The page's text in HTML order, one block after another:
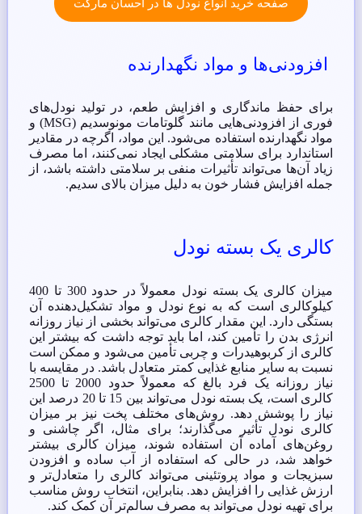
صفحه خرید انواع نودل ها در احسان مارکت
افزودنی‌ها و مواد نگهدارنده
برای حفظ ماندگاری و افزایش طعم، در تولید نودل‌های
فوری از افزودنی‌هایی مانند گلوتامات مونوسدیم (MSG) و
مواد نگهدارنده استفاده می‌شود. این مواد، اگرچه در مقادیر
استاندارد برای سلامتی مشکلی ایجاد نمی‌کنند، اما مصرف
زیاد آن‌ها می‌تواند تأثیرات منفی بر سلامتی داشته باشد، از
جمله افزایش فشار خون به دلیل میزان بالای سدیم.
کالری یک بسته نودل
میزان کالری یک بسته نودل معمولاً در حدود 300 تا 400
کیلوکالری است که به نوع نودل و مواد تشکیل‌دهنده آن
بستگی دارد. این مقدار کالری می‌تواند بخشی از نیاز روزانه
انرژی بدن را تأمین کند، اما باید توجه داشت که بیشتر این
کالری از کربوهیدرات و چربی تأمین می‌شود و ممکن است
نسبت به سایر منابع غذایی کمتر متعادل باشد. در مقایسه با
نیاز روزانه یک فرد بالغ که معمولاً حدود 2000 تا 2500
کالری است، یک بسته نودل می‌تواند بین 15 تا 20 درصد این
نیاز را پوشش دهد. روش‌های مختلف پخت نیز بر میزان
کالری نودل تأثیر می‌گذارند؛ برای مثال، اگر چاشنی و
روغن‌های آماده آن استفاده شوند، میزان کالری بیشتر
خواهد شد، در حالی که استفاده از آب ساده و افزودن
سبزیجات و مواد پروتئینی می‌تواند کالری را متعادل‌تر و
ارزش غذایی را افزایش دهد. بنابراین، انتخاب روش مناسب
برای تهیه نودل می‌تواند به مصرف سالم‌تر آن کمک کند.